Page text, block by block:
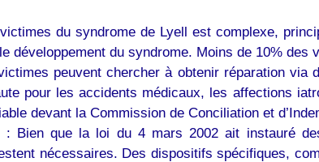
victimes du syndrome de Lyell est complexe,
développement du syndrome. Moins de 10%
peuvent chercher à obtenir réparation via
pour les accidents médicaux, les affections
devant la Commission de Conciliation et
: Bien que la loi du 4 mars 2002 ait instauré
nécessaires. Des dispositifs spécifiques,